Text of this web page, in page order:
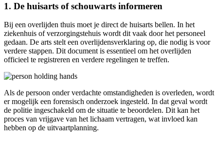
1. De huisarts of schouwarts informeren
Bij een overlijden thuis moet je direct de huisarts bellen. In het
ziekenhuis of verzorgingstehuis wordt dit vaak door het personeel
gedaan. De arts stelt een overlijdensverklaring op, die nodig is voor
verdere stappen. Dit document is essentieel om het overlijden
officieel te registreren en verdere regelingen te treffen.
Als de persoon onder verdachte omstandigheden is overleden, wordt
er mogelijk een forensisch onderzoek ingesteld. In dat geval wordt
de politie ingeschakeld om de situatie te beoordelen. Dit kan het
proces van vrijgave van het lichaam vertragen, wat invloed kan
hebben op de uitvaartplanning.